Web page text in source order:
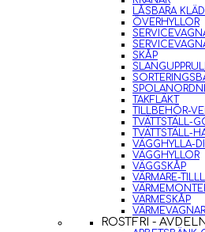
LÅSBARA
ÖVERHYLLOR
SKÅP
TAKFLÄKT
TILLBEHÖR-
TVÄTTSTÄLL-
TVÄTTSTÄLL-
VÄGGHYLLA-
VÄGGHYLLOR
VÄGGSKÅP
VÄRMARE-
VÄRMESKÅP
VÄRMEVAGNAR
ROSTFRI -